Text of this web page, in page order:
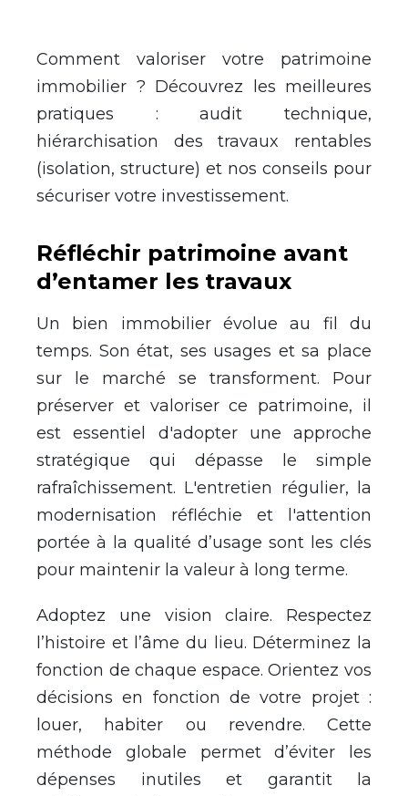
Comment valoriser votre patrimoine
immobilier ? Découvrez les meilleures
pratiques : audit technique,
hiérarchisation des travaux rentables
(isolation, structure) et nos conseils pour
sécuriser votre investissement.
Réfléchir patrimoine avant
d’entamer les travaux
Un bien immobilier évolue au fil du
temps. Son état, ses usages et sa place
sur le marché se transforment. Pour
préserver et valoriser ce patrimoine, il
est essentiel d'adopter une approche
stratégique qui dépasse le simple
rafraîchissement. L'entretien régulier, la
modernisation réfléchie et l'attention
portée à la qualité d’usage sont les clés
pour maintenir la valeur à long terme.
Adoptez une vision claire. Respectez
l’histoire et l’âme du lieu. Déterminez la
fonction de chaque espace. Orientez vos
décisions en fonction de votre projet :
louer, habiter ou revendre. Cette
méthode globale permet d’éviter les
dépenses inutiles et garantit la